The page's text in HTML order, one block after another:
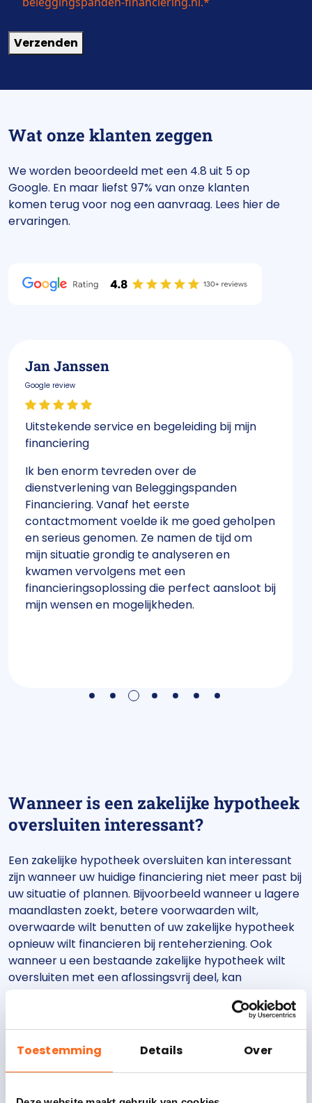
Toestemming Details Over
Verzenden
Wat onze klanten zeggen
We worden beoordeeld met een 4.8 uit 5 op
Google. En maar liefst 97% van onze klanten
komen terug voor nog een aanvraag. Lees hier de
ervaringen.
Jan Janssen
Google review
Uitstekende service en begeleiding bij mijn
financiering
Ik ben enorm tevreden over de
dienstverlening van Beleggingspanden
Financiering. Vanaf het eerste
contactmoment voelde ik me goed geholpen
en serieus genomen. Ze namen de tijd om
mijn situatie grondig te analyseren en
kwamen vervolgens met een
financieringsoplossing die perfect aansloot bij
mijn wensen en mogelijkheden.
1 2 3 4 5 6 7
Wanneer is een zakelijke hypotheek
oversluiten interessant?
Een zakelijke hypotheek oversluiten kan interessant
zijn wanneer uw huidige financiering niet meer past bij
uw situatie of plannen. Bijvoorbeeld wanneer u lagere
maandlasten zoekt, betere voorwaarden wilt,
overwaarde wilt benutten of uw zakelijke hypotheek
opnieuw wilt financieren bij renteherziening. Ook
wanneer u een bestaande zakelijke hypotheek wilt
oversluiten met een aflossingsvrij deel, kan
herfinanciering aantrekkelijk zijn.
wilt vrijmaken voor een nieuwe investering. Denk aan
het herfinancieren van commercieel vastgoed, het